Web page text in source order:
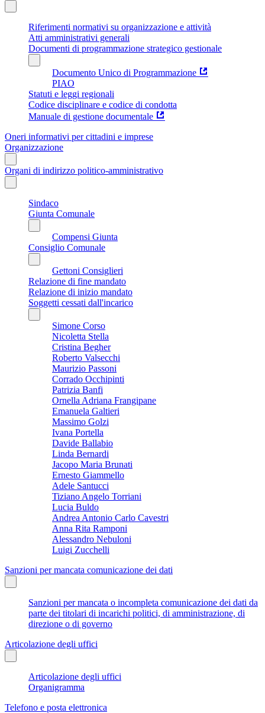
Riferimenti normativi su organizzazione e attività
Atti amministrativi generali
Documenti di programmazione strategico gestionale
Documento Unico di Programmazione
PIAO
Statuti e leggi regionali
Codice disciplinare e codice di condotta
Manuale di gestione documentale
Oneri informativi per cittadini e imprese
Organizzazione
Organi di indirizzo politico-amministrativo
Sindaco
Giunta Comunale
Compensi Giunta
Consiglio Comunale
Gettoni Consiglieri
Relazione di fine mandato
Relazione di inizio mandato
Soggetti cessati dall'incarico
Simone Corso
Nicoletta Stella
Cristina Begher
Roberto Valsecchi
Maurizio Passoni
Corrado Occhipinti
Patrizia Banfi
Ornella Adriana Frangipane
Emanuela Galtieri
Massimo Golzi
Ivana Portella
Davide Ballabio
Linda Bernardi
Jacopo Maria Brunati
Ernesto Giammello
Adele Santucci
Tiziano Angelo Torriani
Lucia Buldo
Andrea Antonio Carlo Cavestri
Anna Rita Ramponi
Alessandro Nebuloni
Luigi Zucchelli
Sanzioni per mancata comunicazione dei dati
Sanzioni per mancata o incompleta comunicazione dei dati da
parte dei titolari di incarichi politici, di amministrazione, di
direzione o di governo
Articolazione degli uffici
Articolazione degli uffici
Organigramma
Telefono e posta elettronica